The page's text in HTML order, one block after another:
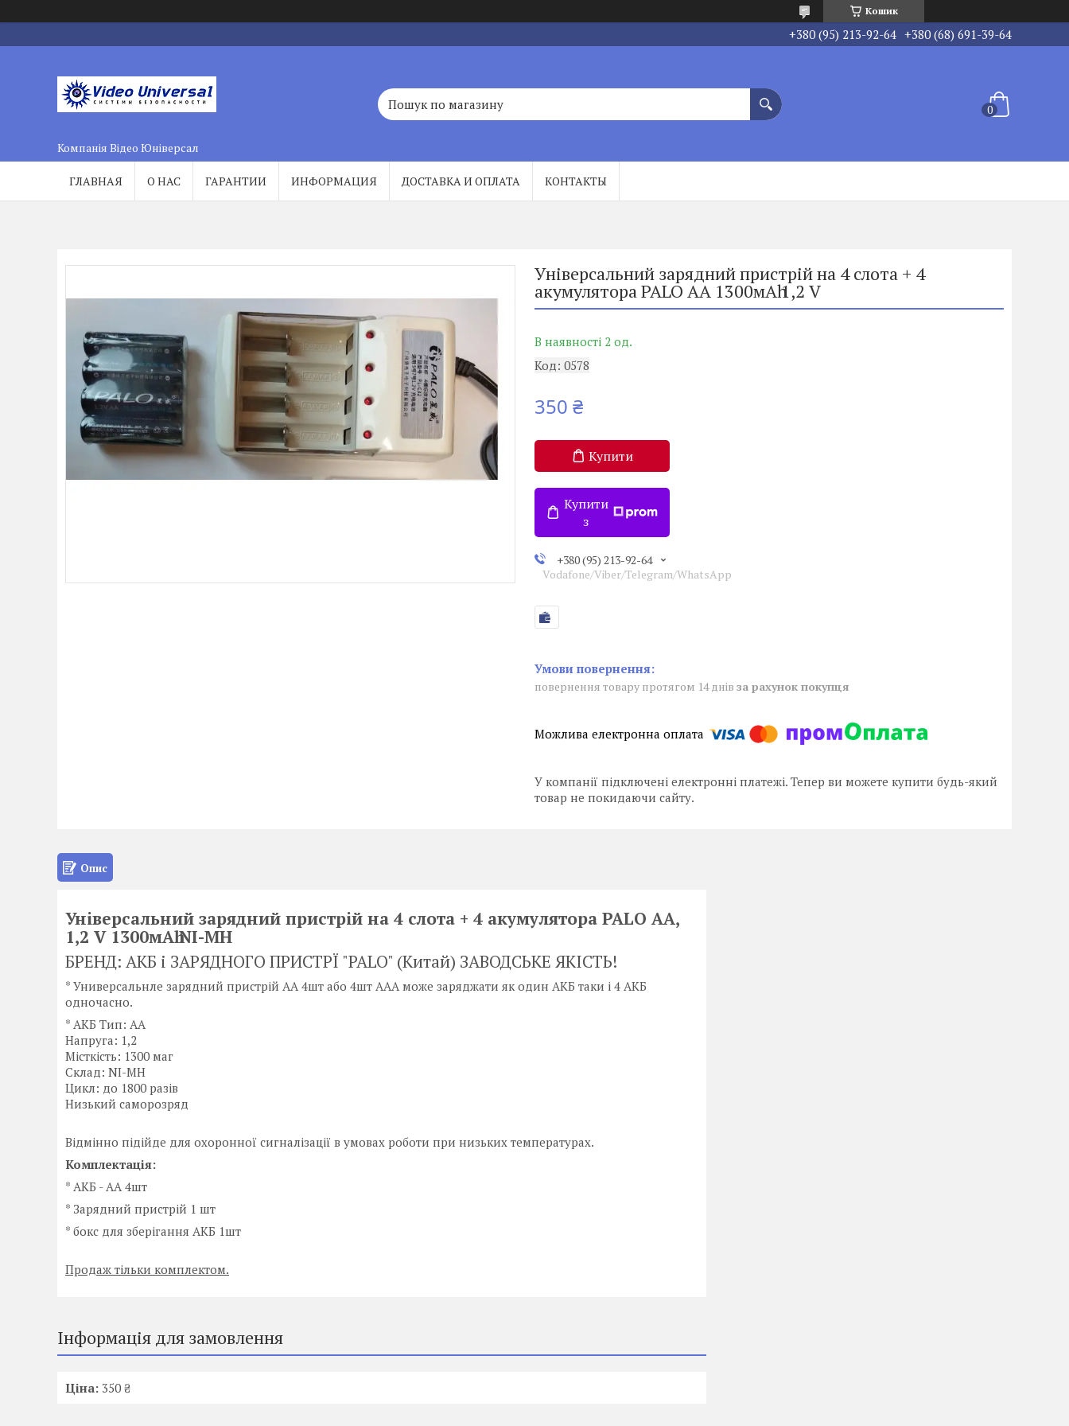
Кошик
+380 (95) 213-92-64 +380 (68) 691-39-64
Компанія Відео Юніверсал
ГЛАВНАЯ О НАС ГАРАНТИИ ИНФОРМАЦИЯ ДОСТАВКА И ОПЛАТА КОНТАКТЫ
Універсальний зарядний пристрій на 4 слота + 4
акумулятора PALO AA 1300мАһ 1,2 V
В наявності 2 од.
Код: 0578
350 ₴
Купити
Купити
з
+380 (95) 213-92-64
Vodafone/Viber/Telegram/WhatsApp
повернення товару протягом 14 днів за рахунок покупця
У компанії підключені електронні платежі. Тепер ви можете купити будь-який
товар не покидаючи сайту.
Опис
Універсальний зарядний пристрій на 4 слота + 4 акумулятора PALO АА,
1,2 V 1300мАһ NI-MH
БРЕНД: АКБ і ЗАРЯДНОГО ПРИСТРЇ "PALO" (Китай) ЗАВОДСЬКЕ ЯКІСТЬ!
* Универсальнле зарядний пристрій АА 4шт або 4шт ААА може заряджати як один АКБ таки і 4 АКБ
одночасно.
* АКБ Тип: АА
Напруга: 1,2
Місткість: 1300 маг
Склад: NI-MH
Цикл: до 1800 разів
Низький саморозряд
Відмінно підійде для охоронної сигналізації в умовах роботи при низьких температурах.
Комплектація:
* АКБ - АА 4шт
* Зарядний пристрій 1 шт
* бокс для зберігання АКБ 1шт
Продаж тільки комплектом.
Інформація для замовлення
Ціна: 350 ₴